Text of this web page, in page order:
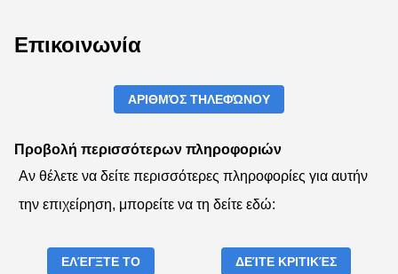
Επικοινωνία
ΑΡΙΘΜΌΣ ΤΗΛΕΦΏΝΟΥ
Προβολή περισσότερων πληροφοριών
Αν θέλετε να δείτε περισσότερες πληροφορίες για αυτήν
την επιχείρηση, μπορείτε να τη δείτε εδώ:
ΕΛΈΓΞΤΕ ΤΟ ΔΕΊΤΕ ΚΡΙΤΙΚΈΣ